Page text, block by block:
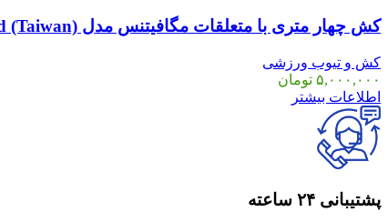
کش چهار متری با متعلقات مگافیتنس مدل MF04B MegaFitness MF04B 4 Meter Resistance Band (Taiwan)
کش و تیوب ورزشی
۵,۰۰۰,۰۰۰ تومان
اطلاعات بیشتر
پشتیبانی ۲۴ ساعته